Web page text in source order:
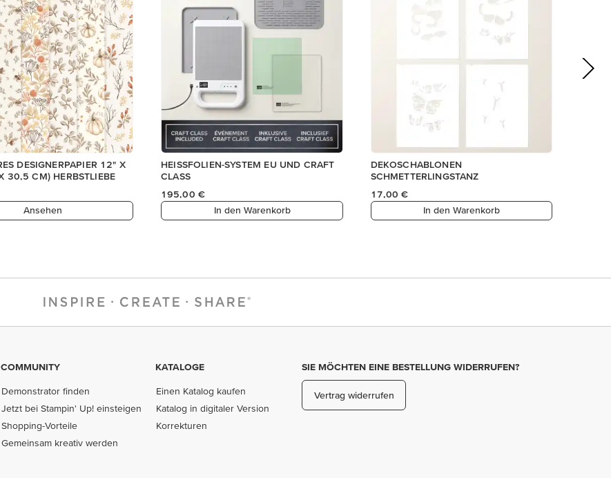
COMMUNITY
Demonstrator finden
Jetzt bei Stampin' Up! einsteigen
Shopping-Vorteile
Gemeinsam kreativ werden
KATALOGE
Einen Katalog kaufen
Katalog in digitaler Version
Korrekturen
SIE MÖCHTEN EINE BESTELLUNG WIDERRUFEN?
Vertrag widerrufen